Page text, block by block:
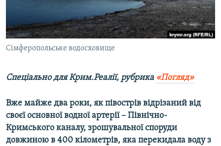
УКРАЇНСЬКА ПРОБЛЕМА КРИМУ
ІНФОГРАФІКА
Qırımtatar
ДОЛУЧАЙСЯ!
Сімферопольське водосховище
Спеціально для Крим.Реалії, рубрика «Погляд»
Вже майже два роки, як півострів відрізаний від
своєї основної водної артерії – Північно-
Кримського каналу, зрошувальної споруди
довжиною в 400 кілометрів, яка перекидала воду з